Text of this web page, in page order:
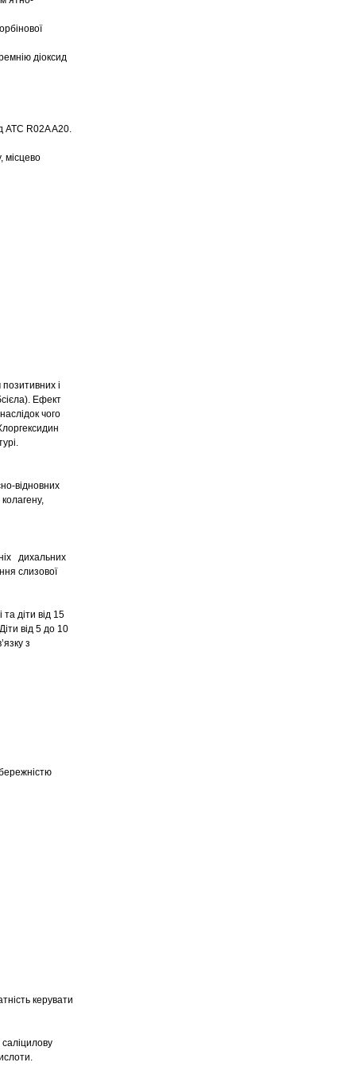
діоксид
АТС R02A A20.
місцево
і
Ефект
чого
відновних
дихальних
слизової
діти від 15
від 5 до 10
з
керувати